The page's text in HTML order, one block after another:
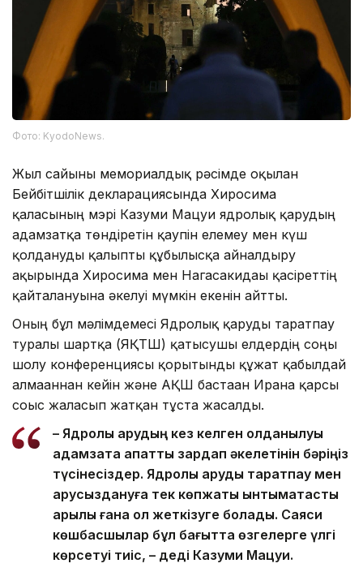
Фото: KyodoNews.
Жыл сайынғы мемориалдық рәсімде оқылған
Бейбітшілік декларациясында Хиросима
қаласының мэрі Казуми Мацуи ядролық қарудың
адамзатқа төндіретін қаупін елемеу мен күш
қолдануды қалыпты құбылысқа айналдыру
ақырында Хиросима мен Нагасакидағы қасіреттің
қайталануына әкелуі мүмкін екенін айтты.
Оның бұл мәлімдемесі Ядролық қаруды таратпау
туралы шартқа (ЯҚТШ) қатысушы елдердің соңғы
шолу конференциясы қорытынды құжат қабылдай
алмағаннан кейін және АҚШ бастаған Иранға қарсы
соғыс жалғасып жатқан тұста жасалды.
– Ядролық қарудың кез келген қолданылуы
адамзатқа апатты зардап әкелетінін бәріңіз
түсінесіздер. Ядролық қаруды таратпау мен
қарусыздануға тек көпжақты ынтымақтастық
арқылы ғана қол жеткізуге болады. Саяси
көшбасшылар бұл бағытта өзгелерге үлгі
көрсетуі тиіс, – деді Казуми Мацуи.